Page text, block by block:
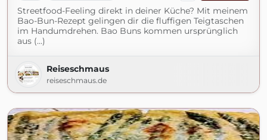
Streetfood-Feeling direkt in deiner Küche? Mit meinem
Bao-Bun-Rezept gelingen dir die fluffigen Teigtaschen
im Handumdrehen. Bao Buns kommen ursprünglich
aus (...)
Reiseschmaus
reiseschmaus.de